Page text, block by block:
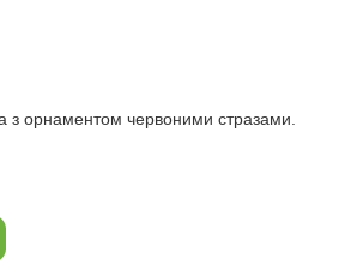
з орнаментом червоними стразами.